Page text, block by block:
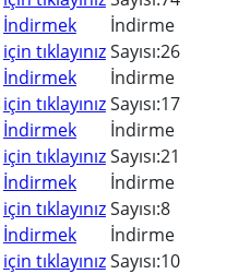
İndirmek
için tıklayınız
İndirme
Sayısı:26
İndirmek
için tıklayınız
İndirme
Sayısı:17
İndirmek
için tıklayınız
İndirme
Sayısı:21
İndirmek
için tıklayınız
İndirme
Sayısı:8
İndirmek
için tıklayınız
İndirme
Sayısı:10